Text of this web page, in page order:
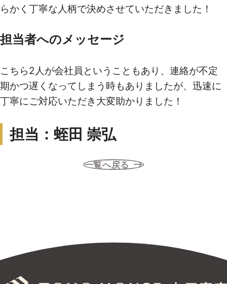
らかく丁寧な人柄で決めさせていただきました！
担当者へのメッセージ
こちら2人が会社員ということもあり、連絡が不定
期かつ遅くなってしまう時もありましたが、迅速に
丁寧にご対応いただき大変助かりました！
担当：蛭田 崇弘
一覧へ戻る
無料売却査定
サービス
未来カレンダー
東宝ハウス大田東京に
スタッフ一覧